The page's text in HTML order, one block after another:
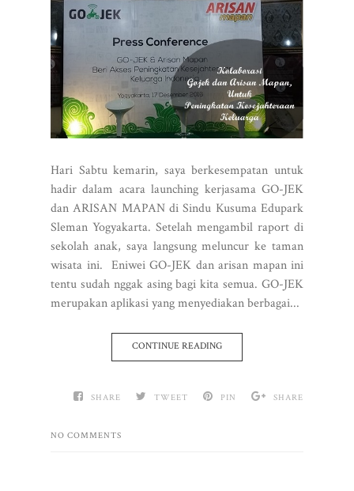
Hari Sabtu kemarin, saya berkesempatan untuk
hadir dalam acara launching kerjasama GO-JEK
dan ARISAN MAPAN di Sindu Kusuma Edupark
Sleman Yogyakarta. Setelah mengambil raport di
sekolah anak, saya langsung meluncur ke taman
wisata ini. Eniwei GO-JEK dan arisan mapan ini
tentu sudah nggak asing bagi kita semua. GO-JEK
merupakan aplikasi yang menyediakan berbagai...
CONTINUE READING
SHARE TWEET PIN SHARE
NO COMMENTS